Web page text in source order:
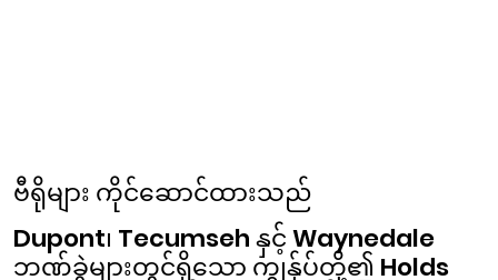
ဗီရိုများ ကိုင်ဆောင်ထားသည်
Dupont၊ Tecumseh နှင့် Waynedale
ဘဏ်ခွဲများတွင်ရှိသော ကျွန်ုပ်တို့၏ Holds